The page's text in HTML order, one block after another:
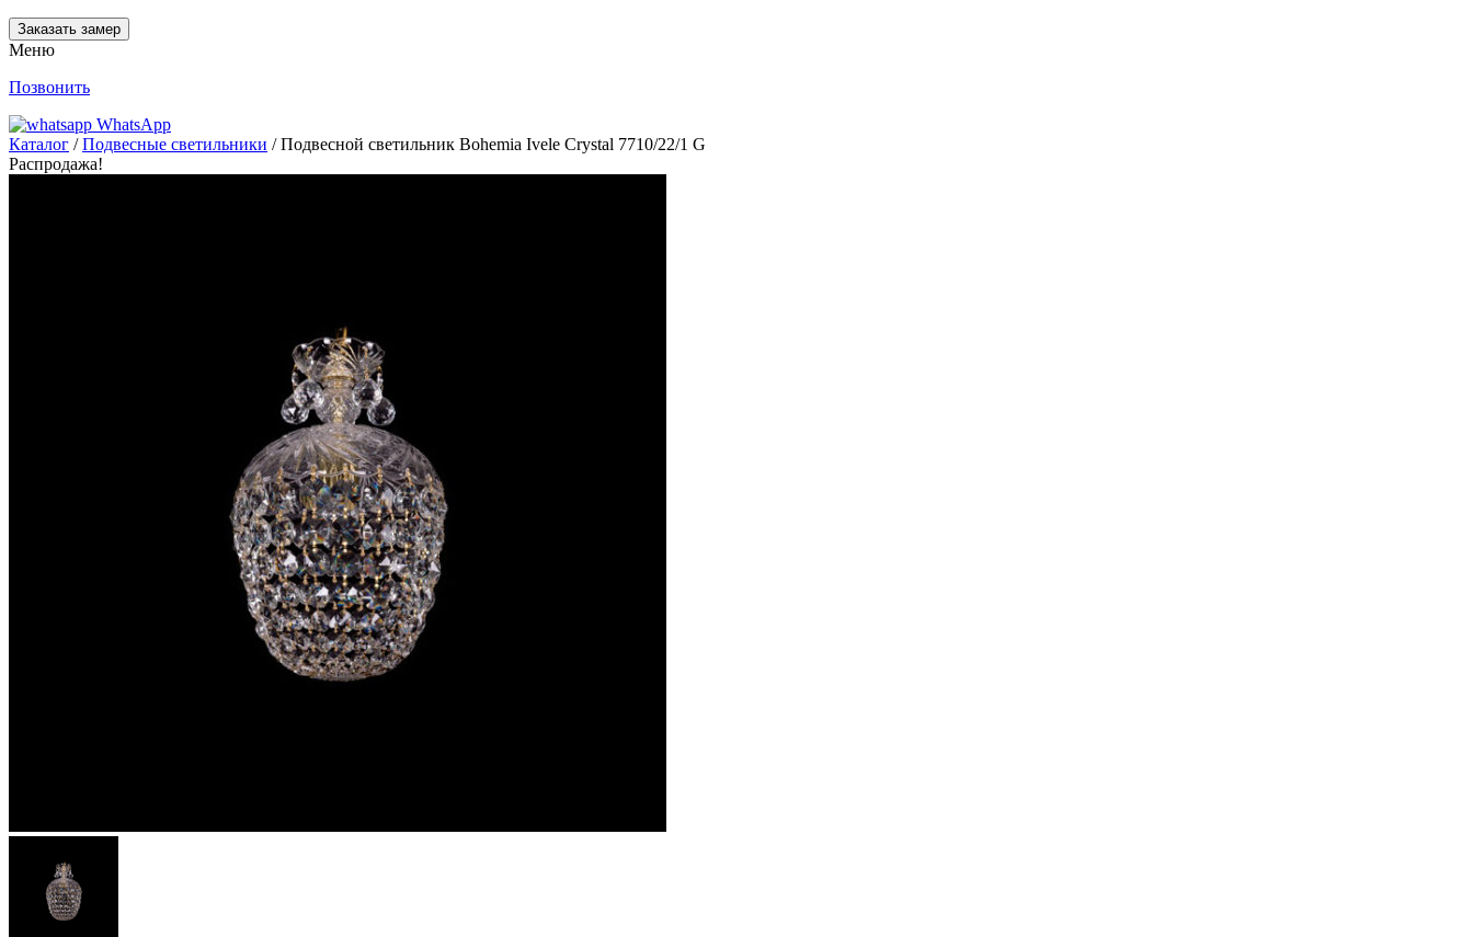
Заказать замер
Меню
Позвонить
WhatsApp
Каталог /Подвесные светильники / Подвесной светильник Bohemia Ivele Crystal 7710/22/1 G
Распродажа!